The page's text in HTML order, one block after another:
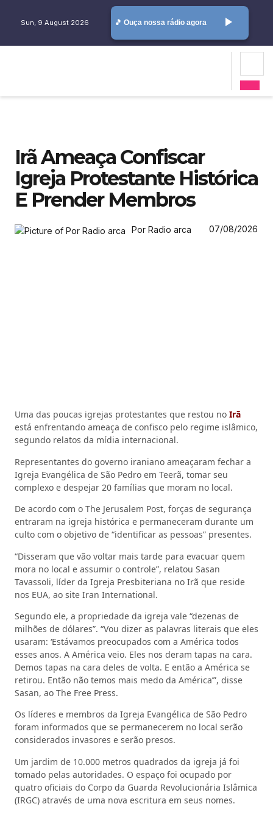
Sun, 9 August 2026 🎵 Ouça nossa rádio agora play_arrow
Irã Ameaça Confiscar
Igreja Protestante Histórica
E Prender Membros
Por Radio arca 07/08/2026
Uma das poucas igrejas protestantes que restou no Irã
está enfrentando ameaça de confisco pelo regime islâmico,
segundo relatos da mídia internacional.
Representantes do governo iraniano ameaçaram fechar a
Igreja Evangélica de São Pedro em Teerã, tomar seu
complexo e despejar 20 famílias que moram no local.
De acordo com o The Jerusalem Post, forças de segurança
entraram na igreja histórica e permaneceram durante um
culto com o objetivo de “identificar as pessoas” presentes.
“Disseram que vão voltar mais tarde para evacuar quem
mora no local e assumir o controle”, relatou Sasan
Tavassoli, líder da Igreja Presbiteriana no Irã que reside
nos EUA, ao site Iran International.
Segundo ele, a propriedade da igreja vale “dezenas de
milhões de dólares”. “Vou dizer as palavras literais que eles
usaram: ‘Estávamos preocupados com a América todos
esses anos. A América veio. Eles nos deram tapas na cara.
Demos tapas na cara deles de volta. E então a América se
retirou. Então não temos mais medo da América’”, disse
Sasan, ao The Free Press.
Os líderes e membros da Igreja Evangélica de São Pedro
foram informados que se permanecerem no local serão
considerados invasores e serão presos.
Um jardim de 10.000 metros quadrados da igreja já foi
tomado pelas autoridades. O espaço foi ocupado por
quatro oficiais do Corpo da Guarda Revolucionária Islâmica
(IRGC) através de uma nova escritura em seus nomes.